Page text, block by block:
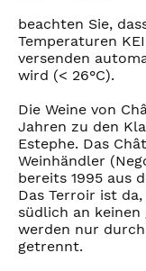
beachten Sie,
Temperaturen
versenden
wird (< 26°C).
Die Weine von
Jahren zu den
Estephe. Das
Weinhändler
bereits 1995 aus
Das Terroir ist
südlich an keinen
werden nur
getrennt.